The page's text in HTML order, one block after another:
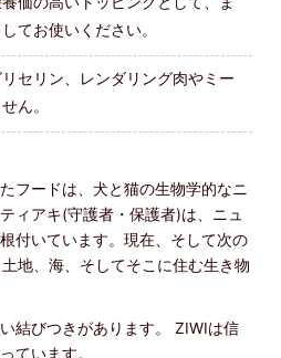
てお使いください。
セリン、レンダリング肉やミー
ん。
フードは、犬と猫の生物学的なニ
ィアキ(守護者・保護者)は、ニュ
付いています。現在、そして次の
地、海、そしてそこに住む生き物
結びつきがあります。 ZIWIは信
ています。